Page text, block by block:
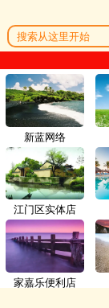
新蓝网络
江门区实体店
家嘉乐便利店